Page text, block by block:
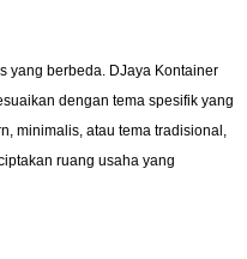
yang berbeda. DJaya Kontainer
dengan tema spesifik yang
minimalis, atau tema tradisional,
ruang usaha yang